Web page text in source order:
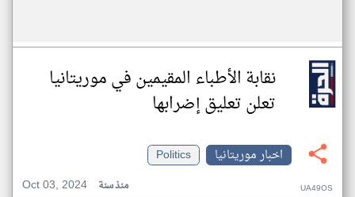
نقابة الأطباء المقيمين في موريتانيا
تعلن تعليق إضرابها
اخبار موريتانيا
Politics
Oct 03, 2024
منذ سنة UA49OS